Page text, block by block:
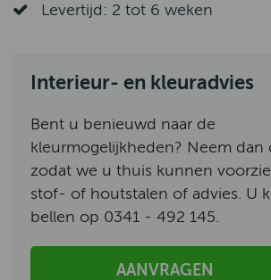
Levertijd: 2 tot 6 weken
Interieur- en kleuradvies
Bent u benieuwd naar de
kleurmogelijkheden? Neem dan
zodat we u thuis kunnen
stof- of houtstalen of advies. U
bellen op 0341 - 492 145.
AANVRAGEN